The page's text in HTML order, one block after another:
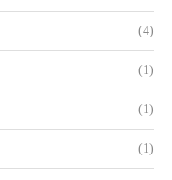
(4)
(1)
(1)
(1)